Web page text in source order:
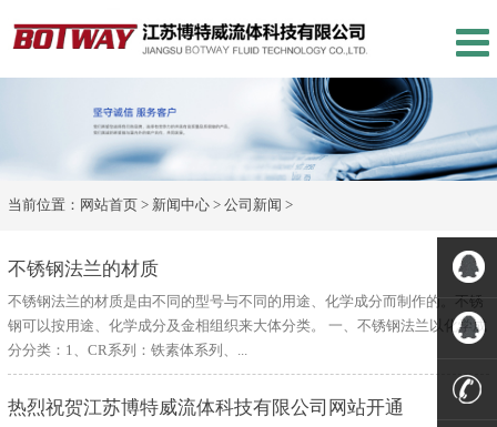
当前位置： 网站首页 > 新闻中心 > 公司新闻 >
不锈钢法兰的材质
不锈钢法兰的材质是由不同的型号与不同的用途、化学成分而制作的。不锈
钢可以按用途、化学成分及金相组织来大体分类。 一、不锈钢法兰以化学成
分分类：1、CR系列：铁素体系列、...
热烈祝贺江苏博特威流体科技有限公司网站开通
QQ客
服
QQ客